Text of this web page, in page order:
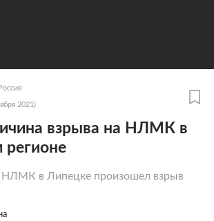
Россия
2021)
взрыва на НЛМК в
регионе
НЛМК в Липецке произошел взрыв